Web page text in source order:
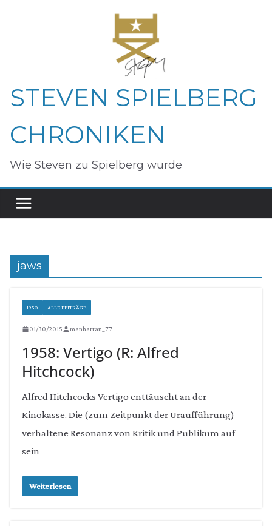
STEVEN SPIELBERG
CHRONIKEN
Wie Steven zu Spielberg wurde
jaws
1950 ALLE BEITRÄGE
01/30/2015 manhattan_77
1958: Vertigo (R: Alfred
Hitchcock)
Alfred Hitchcocks Vertigo enttäuscht an der
Kinokasse. Die (zum Zeitpunkt der Uraufführung)
verhaltene Resonanz von Kritik und Publikum auf
sein
Weiterlesen